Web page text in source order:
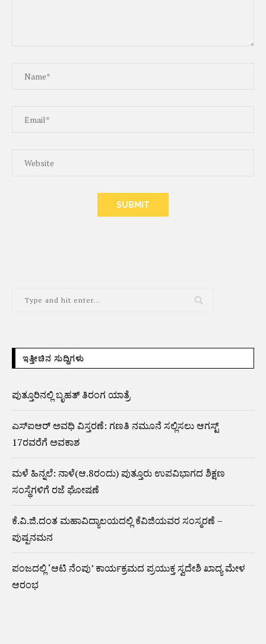
ಇತ್ತೀಚಿನ ಸುದ್ದಿಗಳು
ಪುತ್ತೂರಿನಲ್ಲಿ ಬೃಹತ್ ತಿರಂಗ ಯಾತ್ರೆ
ಎಸ್‌ಐಆರ್‌ ಅವಧಿ ವಿಸ್ತರಣೆ: ಗಣತಿ ನಮೂನೆ ಸಲ್ಲಿಸಲು ಆಗಸ್ಟ್‌
17ರವರೆಗೆ ಅವಕಾಶ
ಮಳೆ ಹಿನ್ನಲೆ: ನಾಳೆ(ಆ.8ರಂದು) ಪುತ್ತೂರು ಉಪವಿಭಾಗದ ಶಿಕ್ಷಣ
ಸಂಸ್ಥೆಗಳಿಗೆ ರಜೆ ಘೋಷಣೆ
ಕೆ.ವಿ.ಜಿ.ದಂತ ಮಹಾವಿದ್ಯಾಲಯದಲ್ಲಿ ಕೆವಿಜಿಯವರ ಸಂಸ್ಮರಣೆ –
ಪುಷ್ಪನಮನ
ಪಂಜದಲ್ಲಿ ‘ಆಟಿ ನೆಂಪು’ ಕಾರ್ಯಕ್ರಮದ ಪ್ರಯುಕ್ತ ಸ್ವದೇಶಿ ಖಾದ್ಯ ಮೇಳ
ಆರಂಭ